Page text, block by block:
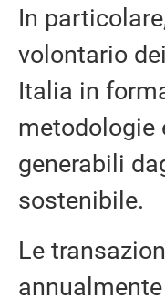
In
volontario
Italia in
metodologie
generabili
sostenibile.
Le